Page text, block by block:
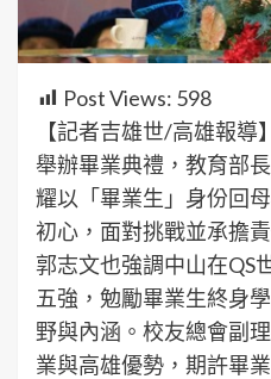
Post Views: 598
【記者吉雄世/高雄報導
舉辦畢業典禮，教育部
耀以「畢業生」身份回
初心，面對挑戰並承擔
郭志文也強調中山在QS
五強，勉勵畢業生終身
野與內涵。校友總會副
業與高雄優勢，期許畢